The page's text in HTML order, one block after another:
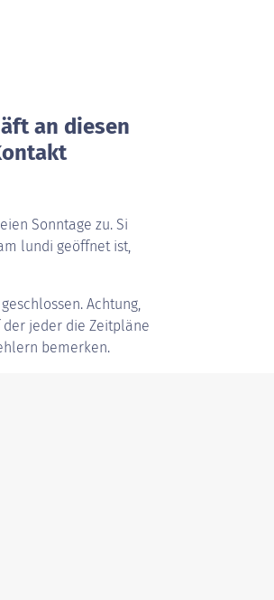
an diesen
Sonntage zu. Si
lundi geöffnet ist,
Achtung,
jeder die Zeitpläne
bemerken.